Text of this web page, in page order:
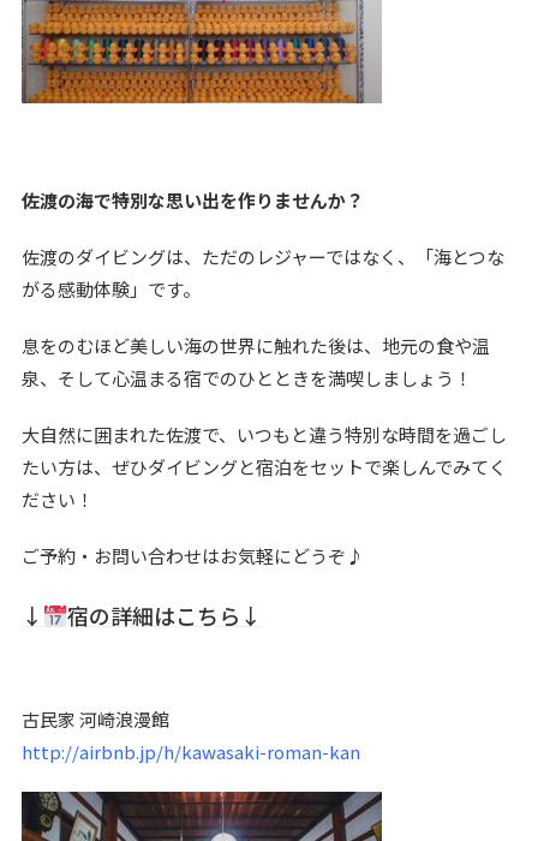
佐渡の海で特別な思い出を作りませんか？
佐渡のダイビングは、ただのレジャーではなく、「海とつな
がる感動体験」です。
息をのむほど美しい海の世界に触れた後は、地元の食や温
泉、そして心温まる宿でのひとときを満喫しましょう！
大自然に囲まれた佐渡で、いつもと違う特別な時間を過ごし
たい方は、ぜひダイビングと宿泊をセットで楽しんでみてく
ださい！
ご予約・お問い合わせはお気軽にどうぞ♪
↓ 宿の詳細はこちら↓
古民家 河崎浪漫館
http://airbnb.jp/h/kawasaki-roman-kan